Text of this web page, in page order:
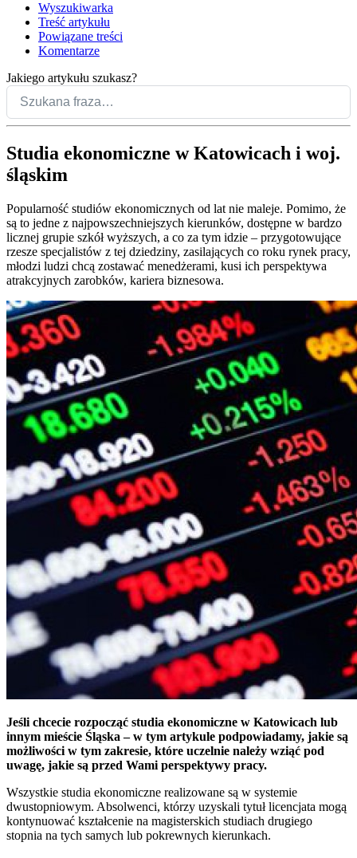
Wyszukiwarka
Treść artykułu
Powiązane treści
Komentarze
Jakiego artykułu szukasz?
Studia ekonomiczne w Katowicach i woj.
śląskim
Popularność studiów ekonomicznych od lat nie maleje. Pomimo, że
są to jedne z najpowszechniejszych kierunków, dostępne w bardzo
licznej grupie szkół wyższych, a co za tym idzie – przygotowujące
rzesze specjalistów z tej dziedziny, zasilających co roku rynek pracy,
młodzi ludzi chcą zostawać menedżerami, kusi ich perspektywa
atrakcyjnych zarobków, kariera biznesowa.
Jeśli chcecie rozpocząć studia ekonomiczne w Katowicach lub
innym mieście Śląska – w tym artykule podpowiadamy, jakie są
możliwości w tym zakresie, które uczelnie należy wziąć pod
uwagę, jakie są przed Wami perspektywy pracy.
Wszystkie studia ekonomiczne realizowane są w systemie
dwustopniowym. Absolwenci, którzy uzyskali tytuł licencjata mogą
kontynuować kształcenie na magisterskich studiach drugiego
stopnia na tych samych lub pokrewnych kierunkach.